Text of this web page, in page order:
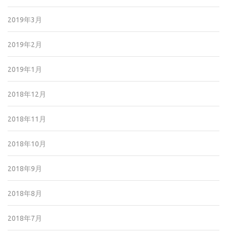
2019年3月
2019年2月
2019年1月
2018年12月
2018年11月
2018年10月
2018年9月
2018年8月
2018年7月